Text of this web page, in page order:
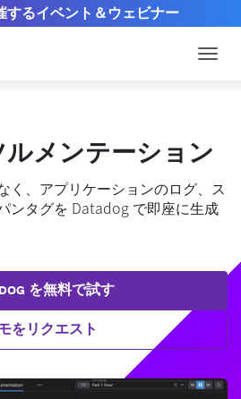
るイベント＆ウェビナー
メンテーション
く、アプリケーションのログ、ス
ンタグを Datadog で即座に生成
を無料で試す
をリクエスト